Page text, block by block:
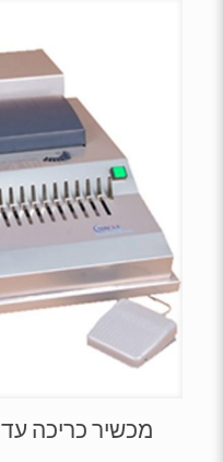
מכשיר כריכה עד 25 דף ניקוב CB-240E